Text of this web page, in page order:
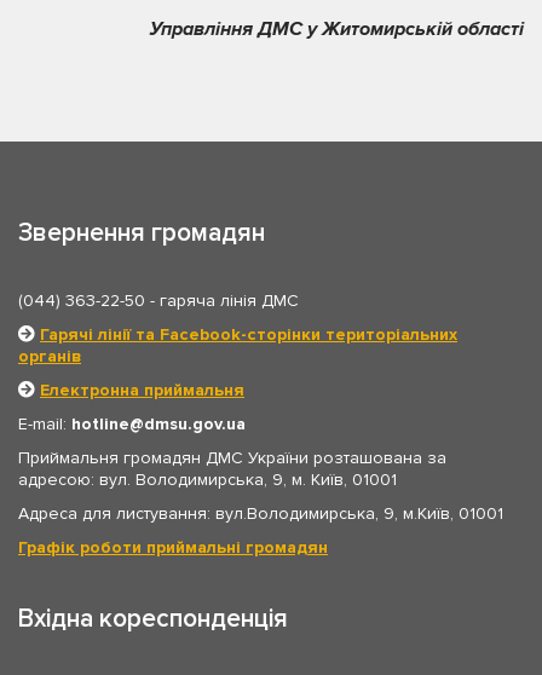
Управління ДМС у Житомирській області
Звернення громадян
(044) 363-22-50 - гаряча лінія ДМС
Гарячі лінії та Facebook-сторінки територіальних
органів
Електронна приймальня
E-mail: hotline
dmsu.gov.ua
Приймальня громадян ДМС України розташована за
адресою: вул. Володимирська, 9, м. Київ, 01001
Адреса для листування: вул.Володимирська, 9, м.Київ, 01001
Графік роботи приймальні громадян
Вхідна кореспонденція